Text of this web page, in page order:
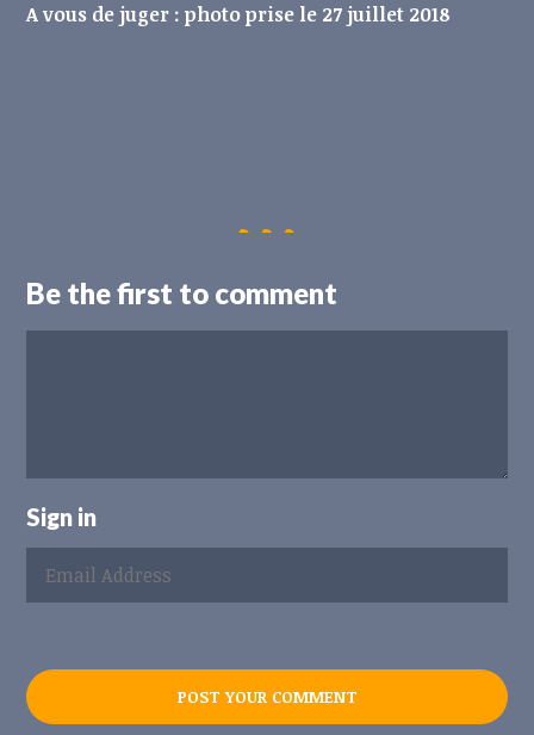
A vous de juger : photo prise le 27 juillet 2018
Be the first to comment
Sign in